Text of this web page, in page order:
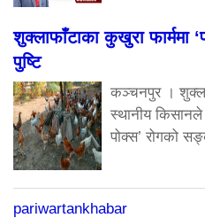
शुक्लाफाँटाका कुखुरा
पुष्टि
कञ्चनपुर ।
स्थानीय किसानले
पोक्स’ रोगको
pariwartankhabar